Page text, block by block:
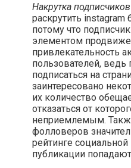
Накрутка
раскрутить
потому что
элементом
привлекательность
пользователей, ведь
подписаться на
заинтересовано
их количество
отказаться от
неприемлемым.
фолловеров
рейтинге
публикации